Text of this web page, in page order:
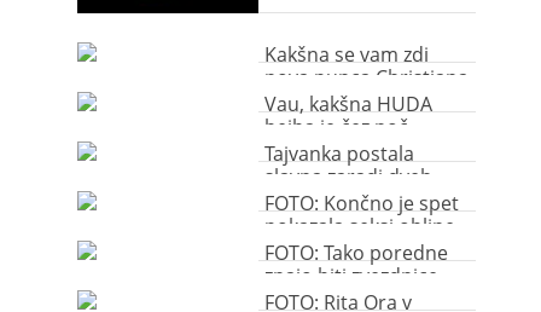
Kakšna se vam zdi
nova punca Christiana
Ronalda?
Vau, kakšna HUDA
bejba je čez noč
postala ta slavna
najstnica!
Tajvanka postala
slavna zaradi dveh
opic, ki jo slačita
FOTO: Končno je spet
pokazala seksi obline
FOTO: Tako poredne
znajo biti zvezdnice …
FOTO: Rita Ora v